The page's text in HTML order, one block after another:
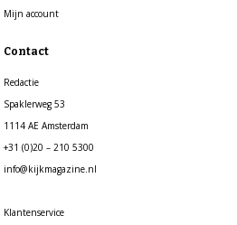
Mijn account
Contact
Redactie
Spaklerweg 53
1114 AE Amsterdam
+31 (0)20 – 210 5300
info@kijkmagazine.nl
Klantenservice